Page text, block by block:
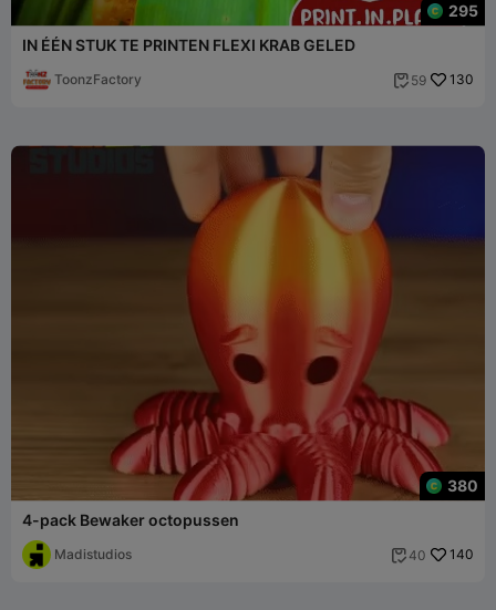
295
IN ÉÉN STUK TE PRINTEN FLEXI KRAB GELED
ToonzFactory  59 130
380
4-pack Bewaker octopussen
Madistudios  40 140